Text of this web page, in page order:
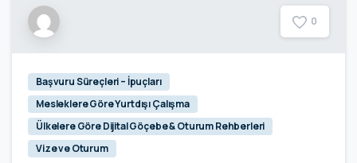
0
Başvuru Süreçleri – İpuçları
Mesleklere Göre Yurtdışı Çalışma
Ülkelere Göre Dijital Göçebe & Oturum Rehberleri
Vize ve Oturum